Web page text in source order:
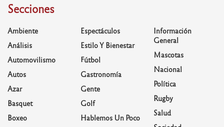
Secciones
Ambiente
Análisis
Automovilismo
Autos
Azar
Basquet
Boxeo
Espectáculos
Estilo Y Bienestar
Fútbol
Gastronomía
Gente
Golf
Hablemos Un Poco
Información
General
Mascotas
Nacional
Política
Rugby
Salud